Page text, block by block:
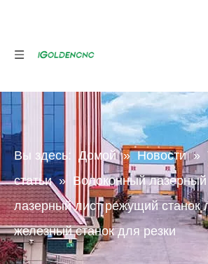
Вы здесь: Домой » Новости »
статьи » Волоконный лазерный
лазерный лист режущий станок
железный станок для резки